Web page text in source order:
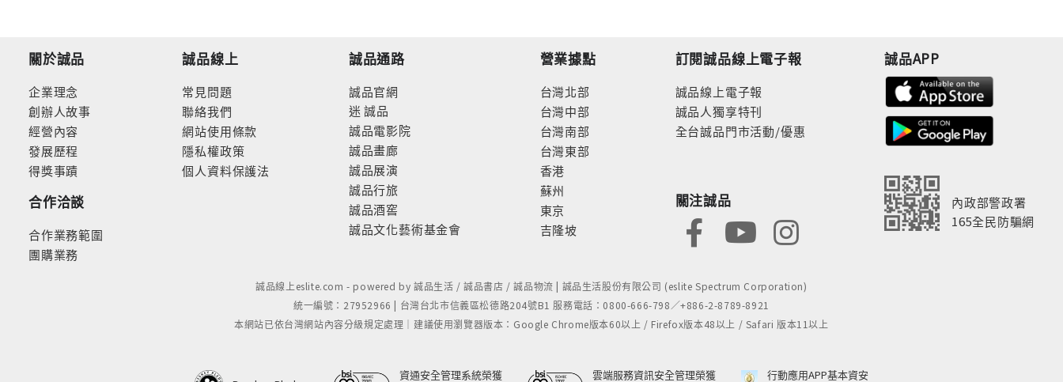
關於誠品
企業理念
創辦人故事
經營內容
發展歷程
得獎事蹟
合作洽談
合作業務範圍
團購業務
誠品線上
常見問題
聯絡我們
網站使用條款
隱私權政策
個人資料保護法
誠品通路
誠品官網
迷 誠品
誠品電影院
誠品畫廊
誠品展演
誠品行旅
誠品酒窖
誠品文化藝術基金會
營業據點
台灣北部
台灣中部
台灣南部
台灣東部
香港
蘇州
東京
吉隆坡
訂閱誠品線上電子報
誠品線上電子報
誠品人獨享特刊
全台誠品門市活動/優惠
關注誠品
誠品APP
內政部警政署
165全民防騙網
誠品線上eslite.com - powered by 誠品生活 / 誠品書店 / 誠品物流 | 誠品生活股份有限公司 (eslite Spectrum Corporation)
統一編號：27952966 | 台灣台北市信義區松德路204號B1 服務電話：0800-666-798／+886-2-8789-8921
本網站已依台灣網站內容分級規定處理｜建議使用瀏覽器版本：Google Chrome版本60以上 / Firefox版本48以上 / Safari 版本11以上
資通安全管理系統榮獲 雲端服務資訊安全管理榮獲 行動應用APP基本資安